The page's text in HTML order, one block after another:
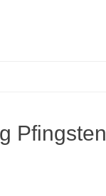
Pfingsten